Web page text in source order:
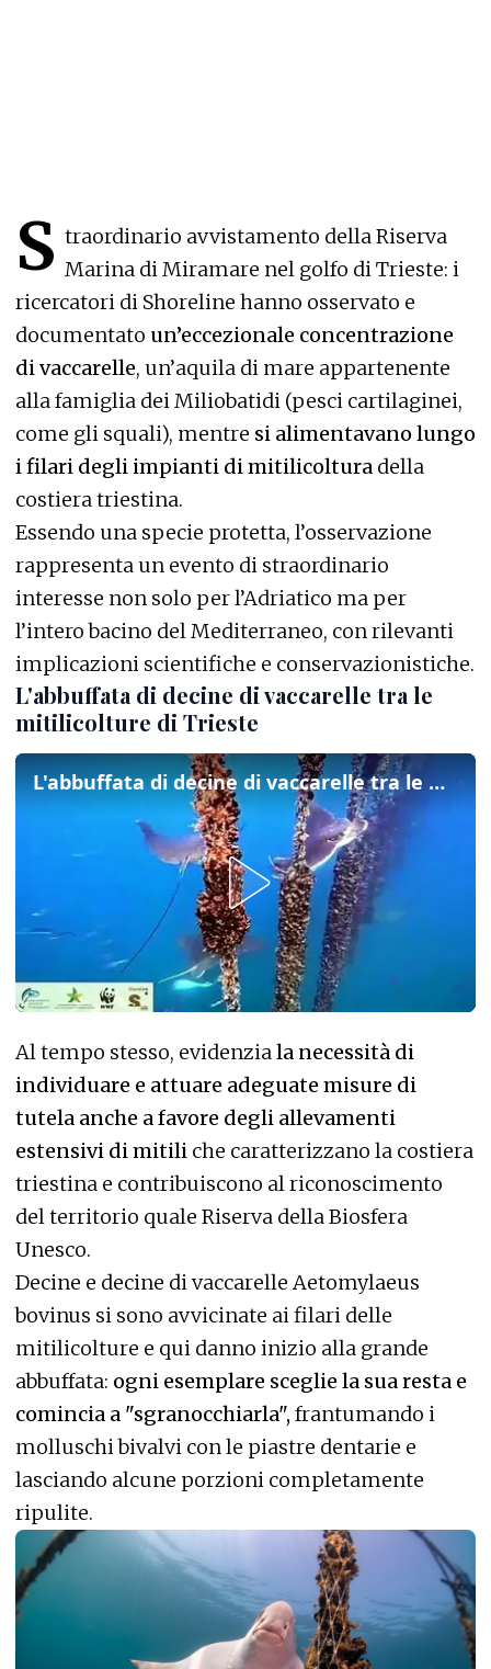
S traordinario avvistamento della Riserva
Marina di Miramare nel golfo di Trieste: i
ricercatori di Shoreline hanno osservato e
documentato un’eccezionale concentrazione
di vaccarelle, un’aquila di mare appartenente
alla famiglia dei Miliobatidi (pesci cartilaginei,
come gli squali), mentre si alimentavano lungo
i filari degli impianti di mitilicoltura della
costiera triestina.
Essendo una specie protetta, l’osservazione
rappresenta un evento di straordinario
interesse non solo per l’Adriatico ma per
l’intero bacino del Mediterraneo, con rilevanti
implicazioni scientifiche e conservazionistiche.
L'abbuffata di decine di vaccarelle tra le
mitilicolture di Trieste
L'abbuffata di decine di vaccarelle tra le mitilicolture di Trieste
Al tempo stesso, evidenziala necessità di
individuare e attuare adeguate misure di
tutela anche a favore degli allevamenti
estensivi di mitili che caratterizzano la costiera
triestina e contribuiscono al riconoscimento
del territorio quale Riserva della Biosfera
Unesco.
Decine e decine di vaccarelle Aetomylaeus
bovinus si sono avvicinate ai filari delle
mitilicolture e qui danno inizio alla grande
abbuffata: ogni esemplare sceglie la sua resta e
comincia a "sgranocchiarla", frantumando i
molluschi bivalvi con le piastre dentarie e
lasciando alcune porzioni completamente
ripulite.